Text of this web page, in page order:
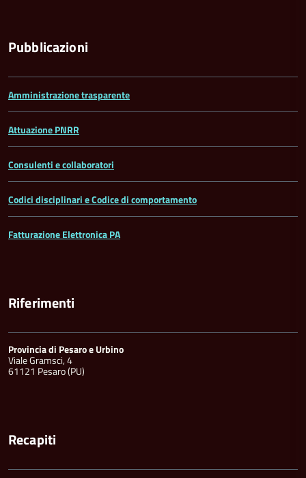
Pubblicazioni
Amministrazione trasparente
Attuazione PNRR
Consulenti e collaboratori
Codici disciplinari e Codice di comportamento
Fatturazione Elettronica PA
Riferimenti
Provincia di Pesaro e Urbino
Viale Gramsci, 4
61121 Pesaro (PU)
Recapiti